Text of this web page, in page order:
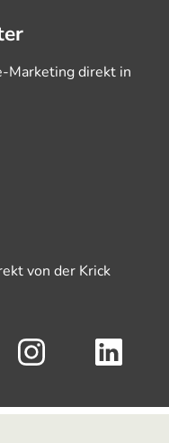
Marketing direkt in
von der Krick